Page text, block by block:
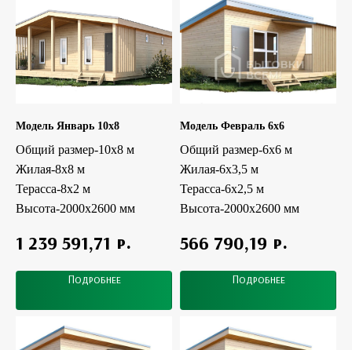
Модель Январь 10x8
Общий размер-10х8 м
Жилая-8x8 м
Терасса-8х2 м
Высота-2000х2600 мм
1 239 591,71 р.
Подробнее
Модель Февраль 6x6
Общий размер-6x6 м
Жилая-6x3,5 м
Терасса-6х2,5 м
Высота-2000х2600 мм
566 790,19 р.
Подробнее